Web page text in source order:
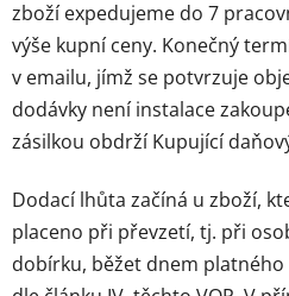
zboží expedujeme do 7
výše kupní ceny. Konečný
v emailu, jímž se potvrzuje
dodávky není instalace
zásilkou obdrží Kupující
Dodací lhůta začíná u zboží,
placeno při převzetí, tj. při
dobírku, běžet dnem